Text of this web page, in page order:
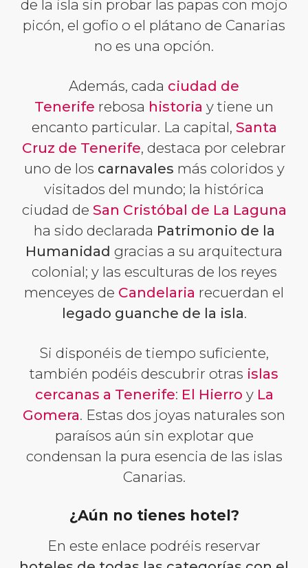
de la isla sin probar las papas con mojo
picón, el gofio o el plátano de Canarias
no es una opción.
Además, cada ciudad de
Tenerife rebosa historia y tiene un
encanto particular. La capital, Santa
Cruz de Tenerife, destaca por celebrar
uno de los carnavales más coloridos y
visitados del mundo; la histórica
ciudad de San Cristóbal de La Laguna
ha sido declarada Patrimonio de la
Humanidad gracias a su arquitectura
colonial; y las esculturas de los reyes
menceyes de Candelaria recuerdan el
legado guanche de la isla.
Si disponéis de tiempo suficiente,
también podéis descubrir otras islas
cercanas a Tenerife: El Hierro y La
Gomera. Estas dos joyas naturales son
paraísos aún sin explotar que
condensan la pura esencia de las islas
Canarias.
¿Aún no tienes hotel?
En este enlace podréis reservar